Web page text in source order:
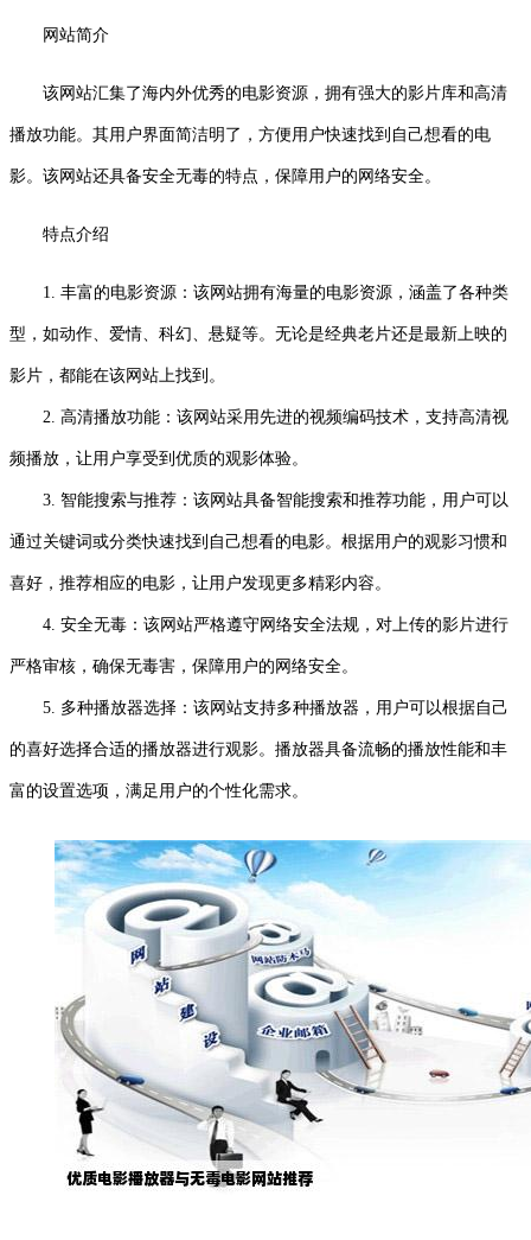
网站简介
该网站汇集了海内外优秀的电影资源，拥有强大的影片库和高清
播放功能。其用户界面简洁明了，方便用户快速找到自己想看的电
影。该网站还具备安全无毒的特点，保障用户的网络安全。
特点介绍
1. 丰富的电影资源：该网站拥有海量的电影资源，涵盖了各种类
型，如动作、爱情、科幻、悬疑等。无论是经典老片还是最新上映的
影片，都能在该网站上找到。
2. 高清播放功能：该网站采用先进的视频编码技术，支持高清视
频播放，让用户享受到优质的观影体验。
3. 智能搜索与推荐：该网站具备智能搜索和推荐功能，用户可以
通过关键词或分类快速找到自己想看的电影。根据用户的观影习惯和
喜好，推荐相应的电影，让用户发现更多精彩内容。
4. 安全无毒：该网站严格遵守网络安全法规，对上传的影片进行
严格审核，确保无毒害，保障用户的网络安全。
5. 多种播放器选择：该网站支持多种播放器，用户可以根据自己
的喜好选择合适的播放器进行观影。播放器具备流畅的播放性能和丰
富的设置选项，满足用户的个性化需求。